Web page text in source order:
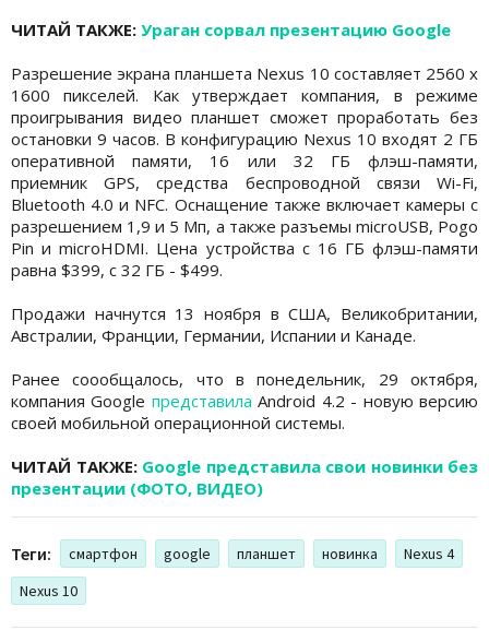
ЧИТАЙ ТАКЖЕ: Ураган сорвал презентацию Google
Разрешение экрана планшета Nexus 10 составляет 2560 x
1600 пикселей. Как утверждает компания, в режиме
проигрывания видео планшет сможет проработать без
остановки 9 часов. В конфигурацию Nexus 10 входят 2 ГБ
оперативной памяти, 16 или 32 ГБ флэш-памяти,
приемник GPS, средства беспроводной связи Wi-Fi,
Bluetooth 4.0 и NFC. Оснащение также включает камеры с
разрешением 1,9 и 5 Мп, а также разъемы microUSB, Pogo
Pin и microHDMI. Цена устройства с 16 ГБ флэш-памяти
равна $399, с 32 ГБ - $499.
Продажи начнутся 13 ноября в США, Великобритании,
Австралии, Франции, Германии, Испании и Канаде.
Ранее соообщалось, что в понедельник, 29 октября,
компания Google представила Android 4.2 - новую версию
своей мобильной операционной системы.
ЧИТАЙ ТАКЖЕ: Google представила свои новинки без
презентации (ФОТО, ВИДЕО)
Теги: смартфон google планшет новинка
Nexus 4
Nexus 10